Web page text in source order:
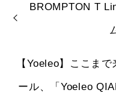
BROMPTON T
【Yoeleo】ここま
ール、「Yoeleo